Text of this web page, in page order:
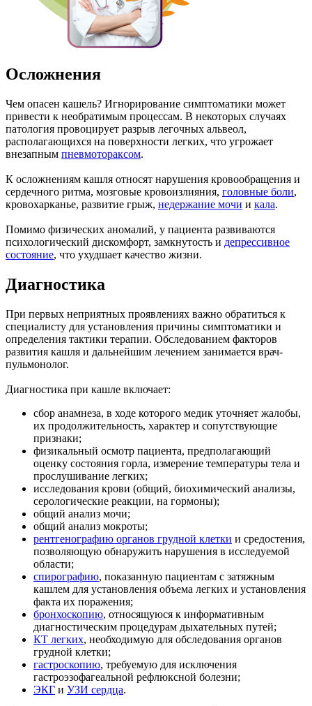
Осложнения
Чем опасен кашель? Игнорирование симптоматики может
привести к необратимым процессам. В некоторых случаях
патология провоцирует разрыв легочных альвеол,
располагающихся на поверхности легких, что угрожает
внезапным пневмотораксом.
К осложнениям кашля относят нарушения кровообращения и
сердечного ритма, мозговые кровоизлияния, головные боли,
кровохарканье, развитие грыж, недержание мочи и кала.
Помимо физических аномалий, у пациента развиваются
психологический дискомфорт, замкнутость и депрессивное
состояние, что ухудшает качество жизни.
Диагностика
При первых неприятных проявлениях важно обратиться к
специалисту для установления причины симптоматики и
определения тактики терапии. Обследованием факторов
развития кашля и дальнейшим лечением занимается врач-
пульмонолог.
Диагностика при кашле включает:
сбор анамнеза, в ходе которого медик уточняет жалобы,
их продолжительность, характер и сопутствующие
признаки;
физикальный осмотр пациента, предполагающий
оценку состояния горла, измерение температуры тела и
прослушивание легких;
исследования крови (общий, биохимический анализы,
серологические реакции, на гормоны);
общий анализ мочи;
общий анализ мокроты;
рентгенографию органов грудной клетки и средостения,
позволяющую обнаружить нарушения в исследуемой
области;
спирографию, показанную пациентам с затяжным
кашлем для установления объема легких и установления
факта их поражения;
бронхоскопию, относящуюся к информативным
диагностическим процедурам дыхательных путей;
КТ легких, необходимую для обследования органов
грудной клетки;
гастроскопию, требуемую для исключения
гастроэзофагеальной рефлюксной болезни;
ЭКГ и УЗИ сердца.